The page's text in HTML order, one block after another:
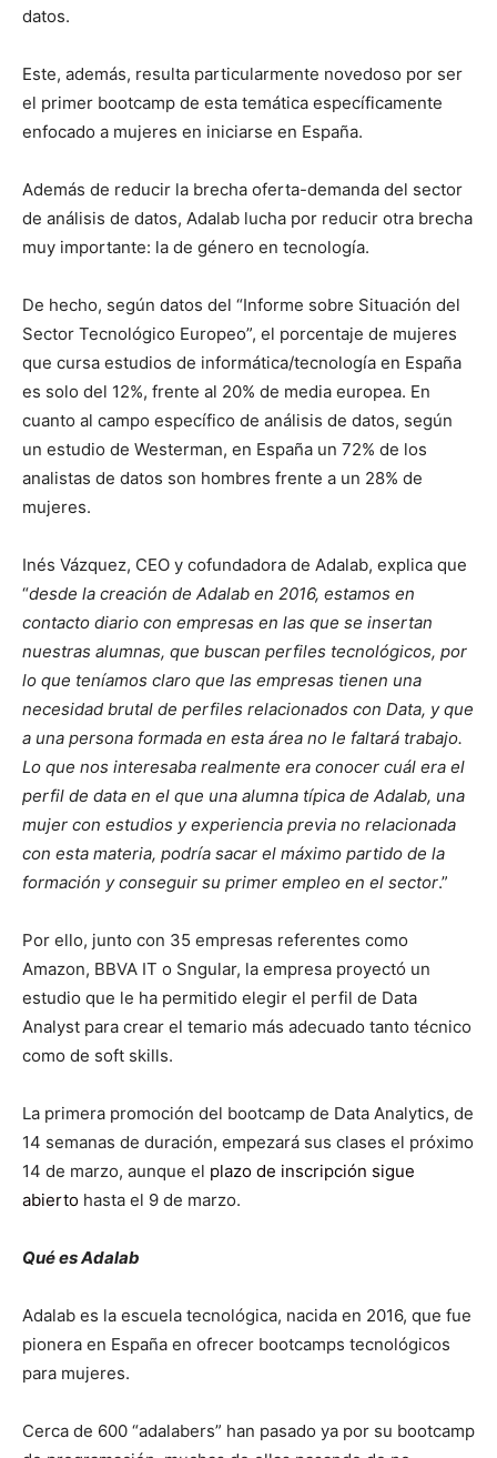
datos.
Este, además, resulta particularmente novedoso por ser
el primer bootcamp de esta temática específicamente
enfocado a mujeres en iniciarse en España.
Además de reducir la brecha oferta-demanda del sector
de análisis de datos, Adalab lucha por reducir otra brecha
muy importante: la de género en tecnología.
De hecho, según datos del “Informe sobre Situación del
Sector Tecnológico Europeo”, el porcentaje de mujeres
que cursa estudios de informática/tecnología en España
es solo del 12%, frente al 20% de media europea. En
cuanto al campo específico de análisis de datos, según
un estudio de Westerman, en España un 72% de los
analistas de datos son hombres frente a un 28% de
mujeres.
Inés Vázquez, CEO y cofundadora de Adalab, explica que
“desde la creación de Adalab en 2016, estamos en
contacto diario con empresas en las que se insertan
nuestras alumnas, que buscan perfiles tecnológicos, por
lo que teníamos claro que las empresas tienen una
necesidad brutal de perfiles relacionados con Data, y que
a una persona formada en esta área no le faltará trabajo.
Lo que nos interesaba realmente era conocer cuál era el
perfil de data en el que una alumna típica de Adalab, una
mujer con estudios y experiencia previa no relacionada
con esta materia, podría sacar el máximo partido de la
formación y conseguir su primer empleo en el sector.”
Por ello, junto con 35 empresas referentes como
Amazon, BBVA IT o Sngular, la empresa proyectó un
estudio que le ha permitido elegir el perfil de Data
Analyst para crear el temario más adecuado tanto técnico
como de soft skills.
La primera promoción del bootcamp de Data Analytics, de
14 semanas de duración, empezará sus clases el próximo
14 de marzo, aunque el plazo de inscripción sigue
abierto hasta el 9 de marzo.
Qué es Adalab
Adalab es la escuela tecnológica, nacida en 2016, que fue
pionera en España en ofrecer bootcamps tecnológicos
para mujeres.
Cerca de 600 “adalabers” han pasado ya por su bootcamp